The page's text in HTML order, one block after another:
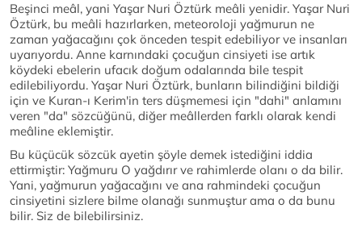
Beşinci meâl, yani Yaşar Nuri Öztürk meâli yenidir. Yaşar Nuri
Öztürk, bu meâli hazırlarken, meteoroloji yağmurun ne
zaman yağacağını çok önceden tespit edebiliyor ve insanları
uyarıyordu. Anne karnındaki çocuğun cinsiyeti ise artık
köydeki ebelerin ufacık doğum odalarında bile tespit
edilebiliyordu. Yaşar Nuri Öztürk, bunların bilindiğini bildiği
için ve Kuran-ı Kerim'in ters düşmemesi için "dahi" anlamını
veren "da" sözcüğünü, diğer meâllerden farklı olarak kendi
meâline eklemiştir.
Bu küçücük sözcük ayetin şöyle demek istediğini iddia
ettirmiştir: Yağmuru O yağdırır ve rahimlerde olanı o da bilir.
Yani, yağmurun yağacağını ve ana rahmindeki çocuğun
cinsiyetini sizlere bilme olanağı sunmuştur ama o da bunu
bilir. Siz de bilebilirsiniz.